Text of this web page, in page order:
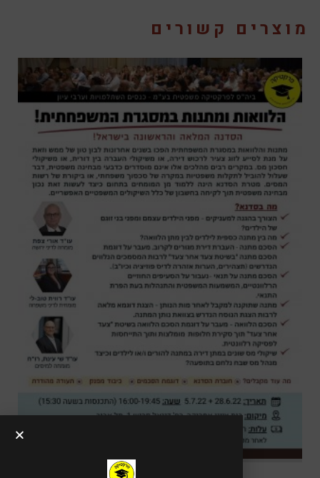
מוצרים קשורים